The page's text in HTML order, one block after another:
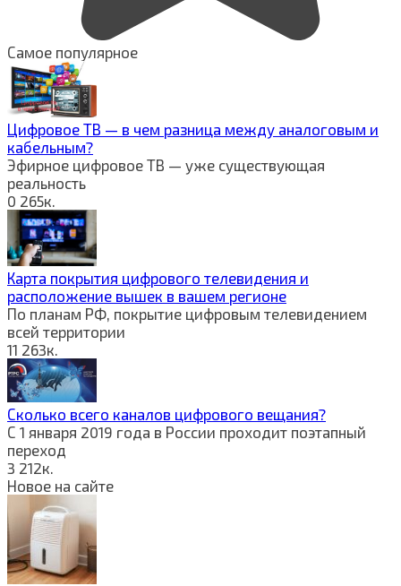
Самое популярное
Цифровое ТВ — в чем разница между аналоговым и
кабельным?
Эфирное цифровое ТВ — уже существующая
реальность
0 265к.
Карта покрытия цифрового телевидения и
расположение вышек в вашем регионе
По планам РФ, покрытие цифровым телевидением
всей территории
11 263к.
Сколько всего каналов цифрового вещания?
С 1 января 2019 года в России проходит поэтапный
переход
3 212к.
Новое на сайте